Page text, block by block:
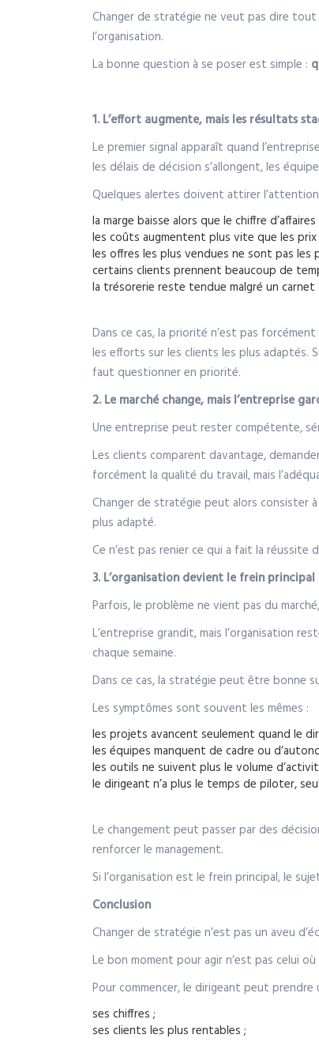
Changer de stratégie ne veut pas dire
l’organisation.
La bonne question à se poser est simple :
1. L’effort augmente, mais les résultats
Le premier signal apparaît quand
les délais de décision s’allongent, les
Quelques alertes doivent attirer
la marge baisse alors que le chiffre
les coûts augmentent plus vite que les prix
les offres les plus vendues ne sont pas les
certains clients prennent beaucoup de
la trésorerie reste tendue malgré un carnet
Dans ce cas, la priorité n’est pas
les efforts sur les clients les plus adaptés.
faut questionner en priorité.
2. Le marché change, mais l’entreprise
Une entreprise peut rester compétente,
Les clients comparent davantage,
forcément la qualité du travail, mais
Changer de stratégie peut alors consister
plus adapté.
Ce n’est pas renier ce qui a fait la réussite
3. L’organisation devient le frein principal
Parfois, le problème ne vient pas du
L’entreprise grandit, mais l’organisation
chaque semaine.
Dans ce cas, la stratégie peut être bonne
Les symptômes sont souvent les mêmes :
les projets avancent seulement quand le
les équipes manquent de cadre ou
les outils ne suivent plus le volume
le dirigeant n’a plus le temps de piloter,
Le changement peut passer par des
renforcer le management.
Si l’organisation est le frein principal, le
Conclusion
Changer de stratégie n’est pas un aveu
Le bon moment pour agir n’est pas celui
Pour commencer, le dirigeant peut prendre
ses chiffres ;
ses clients les plus rentables ;